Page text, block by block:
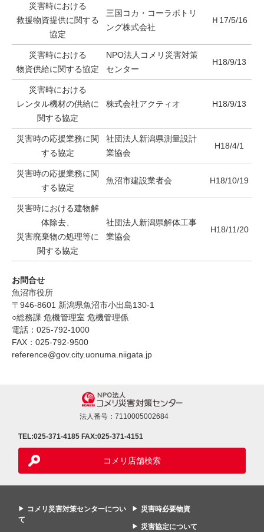
災害時における
救援物資提供に関する
協定
三国コカ・コーラボトリ
ング株式会社
Ｈ17/5/16
災害時における
物資供給に関する協定
NPO法人コメリ災害対策
センター
H18/9/13
災害時における
レンタル機材の供給に
関する協定
株式会社アクティオ H18/9/13
災害時の応援業務に関
する協定
社団法人新潟県測量設計
業協会
H18/4/1
災害時の応援業務に関
する協定
魚沼市建設業者会 H18/10/19
災害時における建物解
体除去、
災害廃棄物の処理等に
関する協定
社団法人新潟県解体工事
業協会
H18/11/20
お問合せ
魚沼市役所
〒946-8601 新潟県魚沼市小出島130-1
○総務課 危機管理室 危機管理係
電話：025-792-1000
FAX：025-792-9500
reference@gov.city.uonuma.niigata.jp
法人番号：7110005002684
TEL:025-371-4185 FAX:025-371-4151
コメリ店舗検索
コメリ災害対策センターについ
て
災害時必要物資
災害協定について